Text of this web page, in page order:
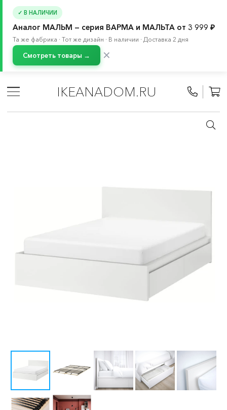
✓ В НАЛИЧИИ
Аналог МАЛЬМ — серия ВАРМА и МАЛЬТА от 3 999 ₽
Та же фабрика · Тот же дизайн · В наличии · Доставка 2 дня
Смотреть товары → ✕
IKEANADOM.RU
Двуспальные кровати